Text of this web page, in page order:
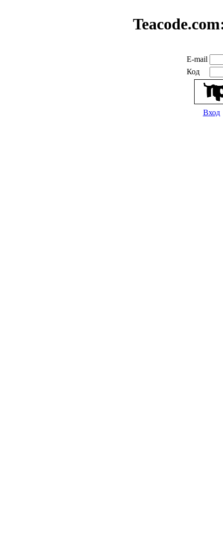
E-mail
Код
Вход